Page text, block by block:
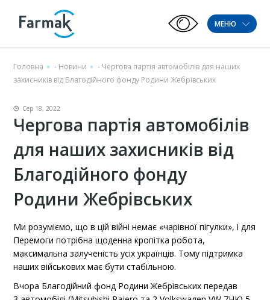
МЕНЮ
Головна - Новини - Чергова партія автомобілів для наших
захисників від Благодійного фонду Родини Жебрівських
Сер 18, 2022
Чергова партія автомобілів
для наших захисників від
Благодійного фонду
Родини Жебрівських
Ми розуміємо, що в цій війні немає «чарівної пігулки», і для
Перемоги потрібна щоденна кропітка робота,
максимальна залученість усіх українців. Тому підтримка
наших військових має бути стабільною.
Вчора Благодійний фонд Родини Жебрівських передав